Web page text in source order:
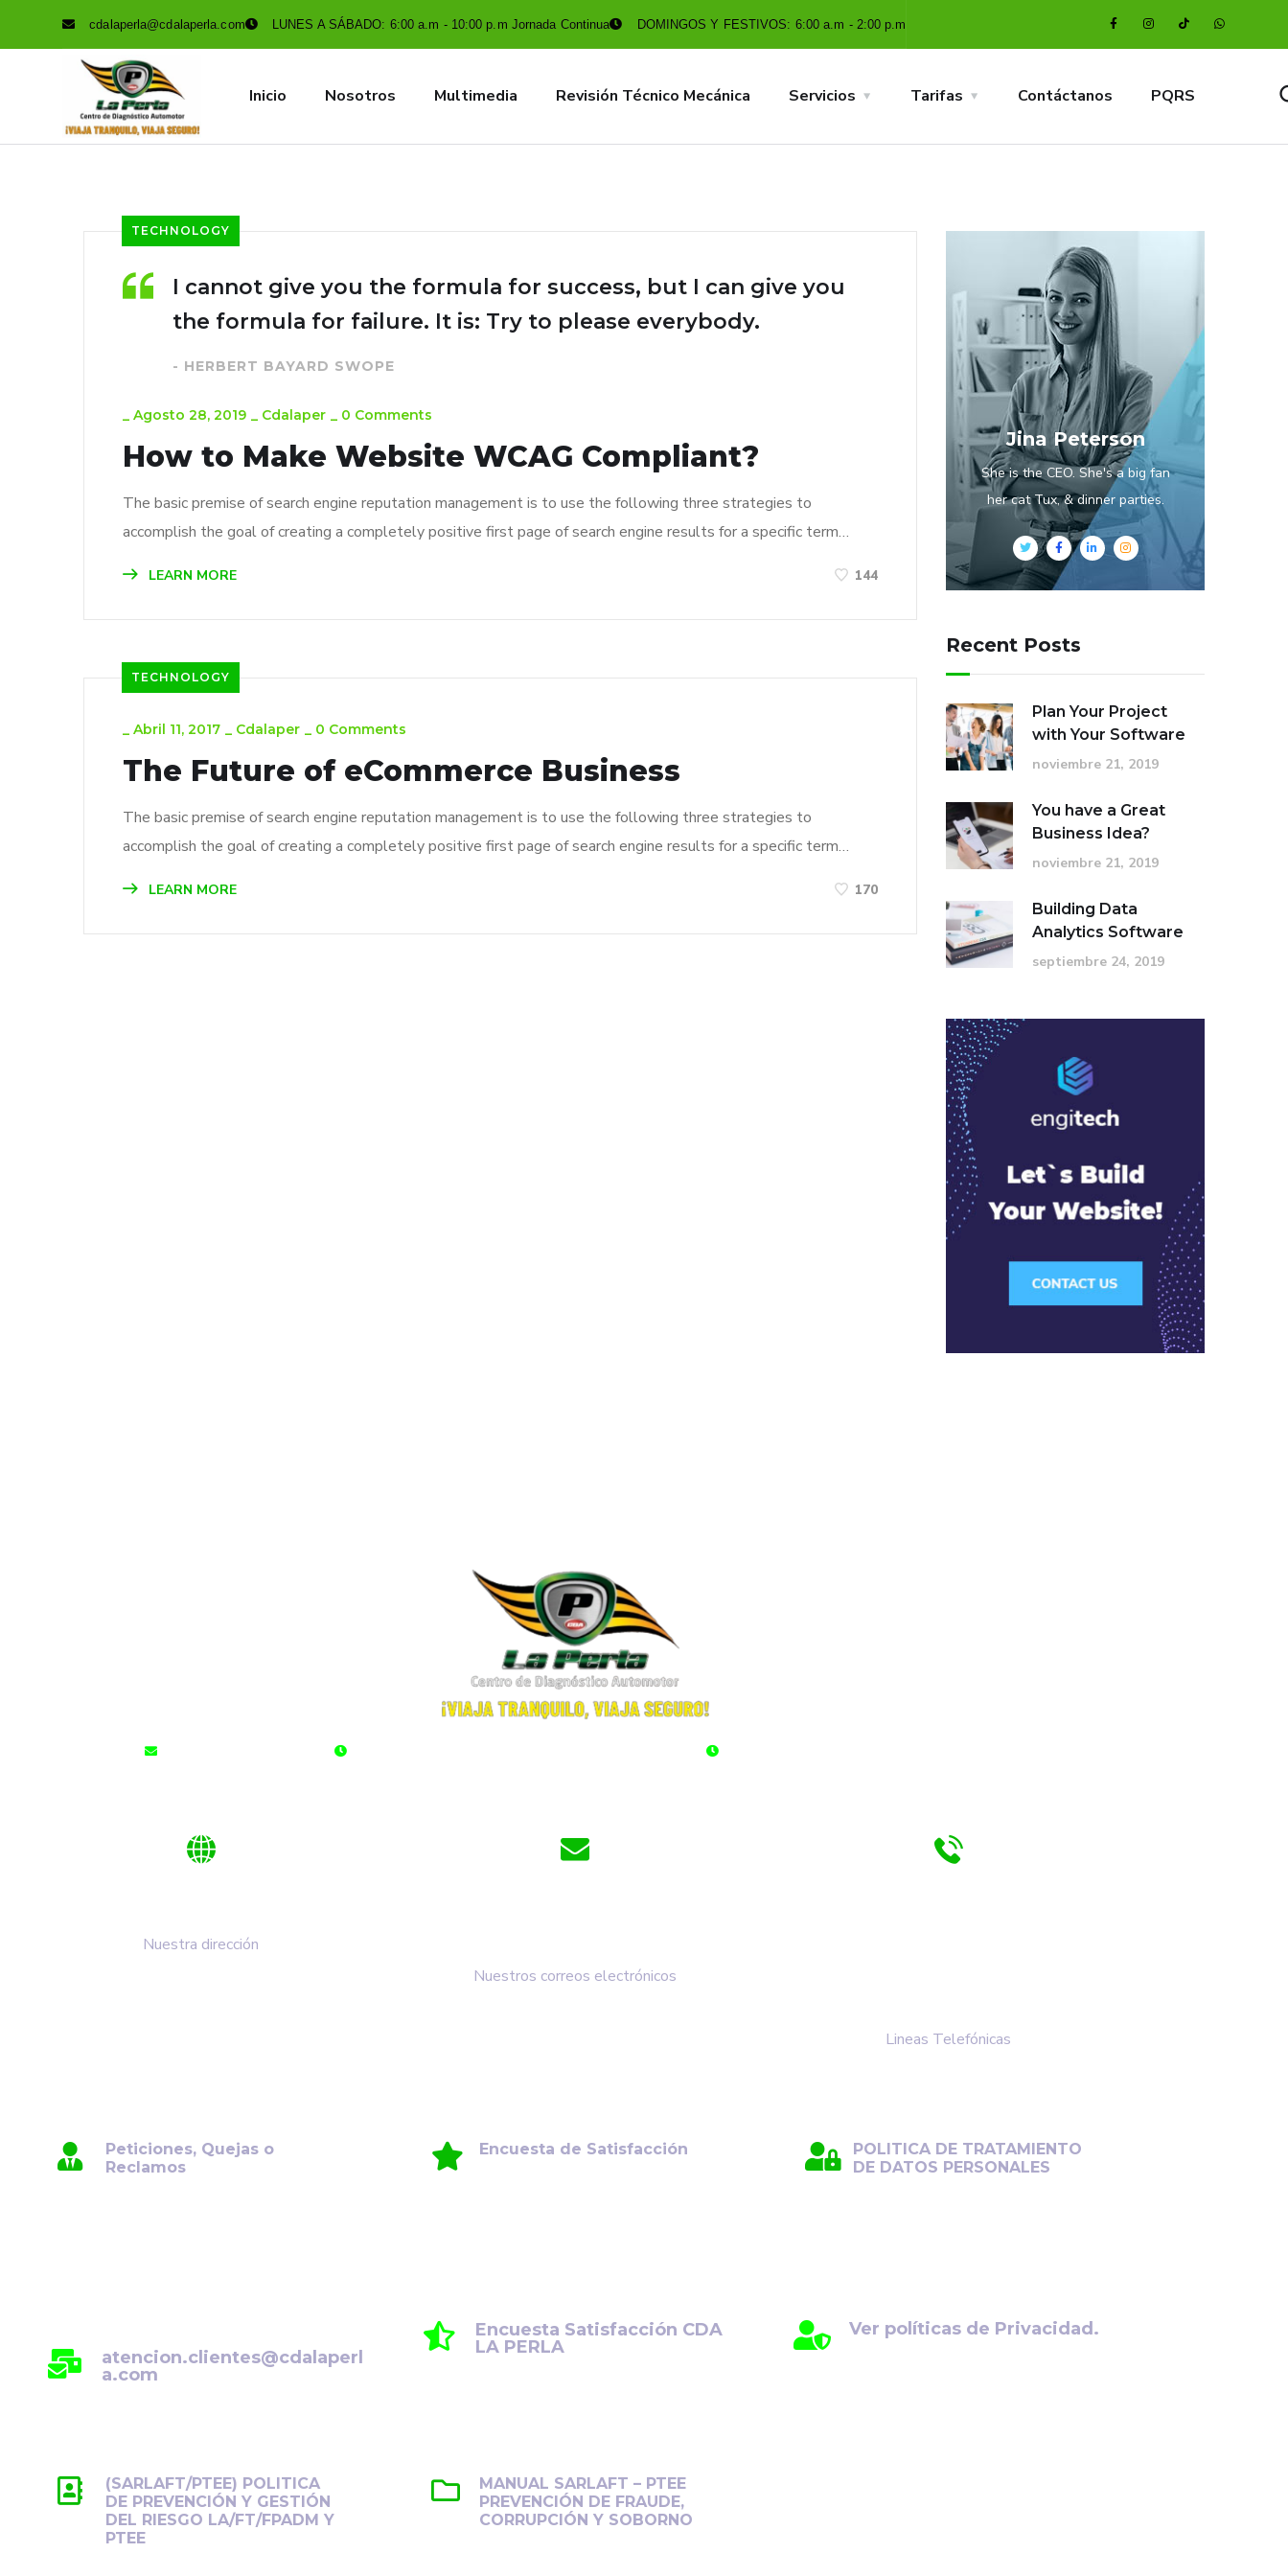
cdalaperla@cdalaperla.com LUNES A SÁBADO: 6:00 a.m - 10:00 p.m Jornada Continua DOMINGOS Y FESTIVOS: 6:00 a.m - 2:00 p.m
Inicio Nosotros Multimedia Revisión Técnico Mecánica Servicios Tarifas Contáctanos PQRS
TECHNOLOGY
I cannot give you the formula for success, but I can give you
the formula for failure. It is: Try to please everybody.
- HERBERT BAYARD SWOPE
_ Agosto 28, 2019 _ Cdalaper _ 0 Comments
How to Make Website WCAG Compliant?
The basic premise of search engine reputation management is to use the following three strategies to
accomplish the goal of creating a completely positive first page of search engine results for a specific term…
LEARN MORE 144
TECHNOLOGY
_ Abril 11, 2017 _ Cdalaper _ 0 Comments
The Future of eCommerce Business
The basic premise of search engine reputation management is to use the following three strategies to
accomplish the goal of creating a completely positive first page of search engine results for a specific term…
LEARN MORE 170
Jina Peterson
She is the CEO. She's a big fan
her cat Tux, & dinner parties.
Recent Posts
Plan Your Project
with Your Software
noviembre 21, 2019
You have a Great
Business Idea?
noviembre 21, 2019
Building Data
Analytics Software
septiembre 24, 2019
cdalaperla@cdalaperla.com
Nuestra dirección
Nuestros correos electrónicos
Lineas Telefónicas
Peticiones, Quejas o
Reclamos
atencion.clientes@cdalaperl
a.com
Encuesta de Satisfacción
Encuesta Satisfacción CDA
LA PERLA
POLITICA DE TRATAMIENTO
DE DATOS PERSONALES
Ver políticas de Privacidad.
(SARLAFT/PTEE) POLITICA
DE PREVENCIÓN Y GESTIÓN
DEL RIESGO LA/FT/FPADM Y
PTEE
MANUAL SARLAFT – PTEE
PREVENCIÓN DE FRAUDE,
CORRUPCIÓN Y SOBORNO